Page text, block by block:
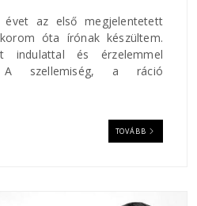
az első megjelentetett
óta írónak készültem.
indulattal és érzelemmel
A szellemiség, a ráció
TOVÁBB